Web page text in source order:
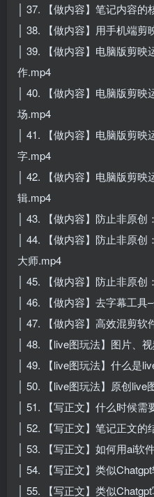
│ 37. 【做内容】笔记内容
│ 38. 【做内容】用手机端
│ 39. 【做内容】电脑版剪
作.mp4
│ 40. 【做内容】电脑版剪
场.mp4
│ 41. 【做内容】电脑版剪
字.mp4
│ 42. 【做内容】电脑版剪
辑.mp4
│ 43. 【做内容】防止非原
│ 44. 【做内容】防止非原
大师.mp4
│ 45. 【做内容】防止非原
│ 46. 【做内容】去字幕工具
│ 47. 【做内容】高效混剪
│ 48. 【live图玩法】图片、
│ 49. 【live图玩法】什么是
│ 50. 【live图玩法】原创live
│ 51. 【写正文】什么时候
│ 52. 【写正文】笔记正文的
│ 53. 【写正文】如何用ai
│ 54. 【写正文】类似
│ 55. 【写正文】类似